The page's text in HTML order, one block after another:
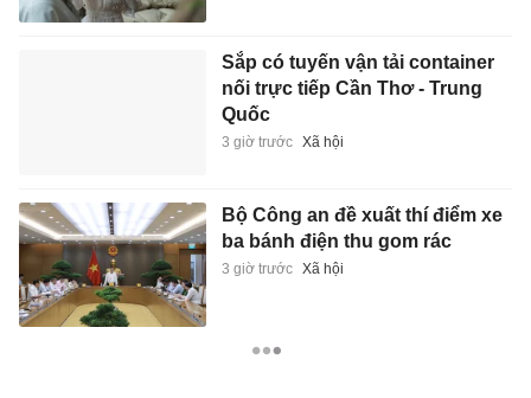
Sắp có tuyến vận tải container
nối trực tiếp Cần Thơ - Trung
Quốc
3 giờ trước Xã hội
Bộ Công an đề xuất thí điểm xe
ba bánh điện thu gom rác
3 giờ trước Xã hội